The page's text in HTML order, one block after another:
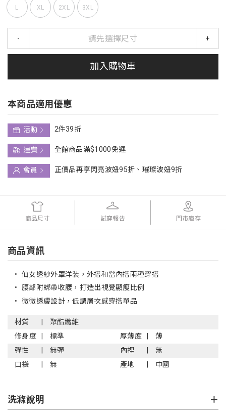
L XL 2XL 3XL
請先選擇尺寸
- +
加入購物車
本商品適用優惠
活動
2件39折
運費
全館商品滿$1000免運
會員
正價品再享閃亮波妞95折、璀璨波妞9折
商品尺寸 試穿報告 門市庫存
商品資訊
• 仙女透紗外罩洋裝，外搭和當內搭兩種穿搭
• 腰部附綁帶收腰，打造出視覺顯瘦比例
• 微微透膚設計，低調層次感穿搭單品
材質
聚酯纖維
修身度
標準 厚薄度
薄
彈性
無彈 內裡
無
口袋
無 產地 中國
洗滌說明